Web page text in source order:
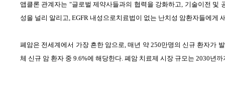
앱클론 관계자는 "글로벌 제약사들과의 협력을 강화하고, 기술이전 및
성을 널리 알리고, EGFR 내성으로치료법이 없는 난치성 암환자들에게
폐암은 전세계에서 가장 흔한 암으로,매년 약250만명의 신규 환자가
체 신규 암 환자 중 9.6%에 해당한다. 폐암 치료제 시장 규모는 2030년까